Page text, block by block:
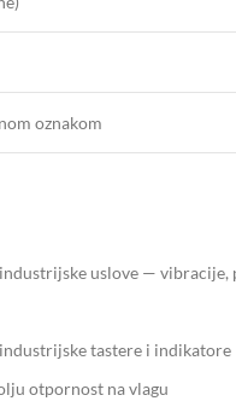
oznakom
uslove —
tastere i indikatore
otpornost na vlagu